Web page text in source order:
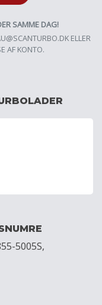
SAMME DAG!
ELLER
AF KONTO.
5005S,